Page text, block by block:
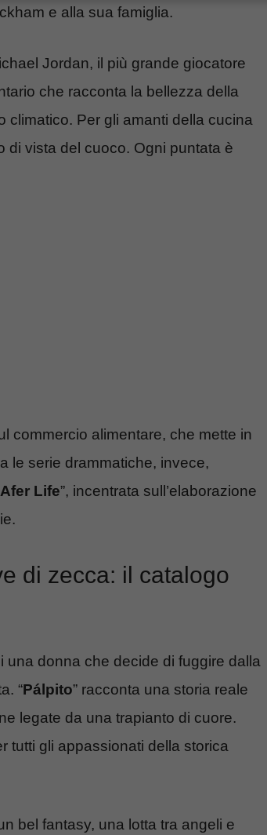
e alla sua famiglia.
Jordan, il più grande giocatore
che racconta la bellezza della
climatico. Per gli amanti della cucina
di vista del cuoco. Ogni puntata è
commercio alimentare, che mette in
le serie drammatiche, invece,
Afer Life”, incentrata sull’elaborazione
di zecca: il catalogo
una donna che decide di fuggire dalla
“Pálpito” racconta una storia reale
legate da una trapianto di cuore.
tutti gli appassionati della storica
bel fantasy, una lotta tra angeli e